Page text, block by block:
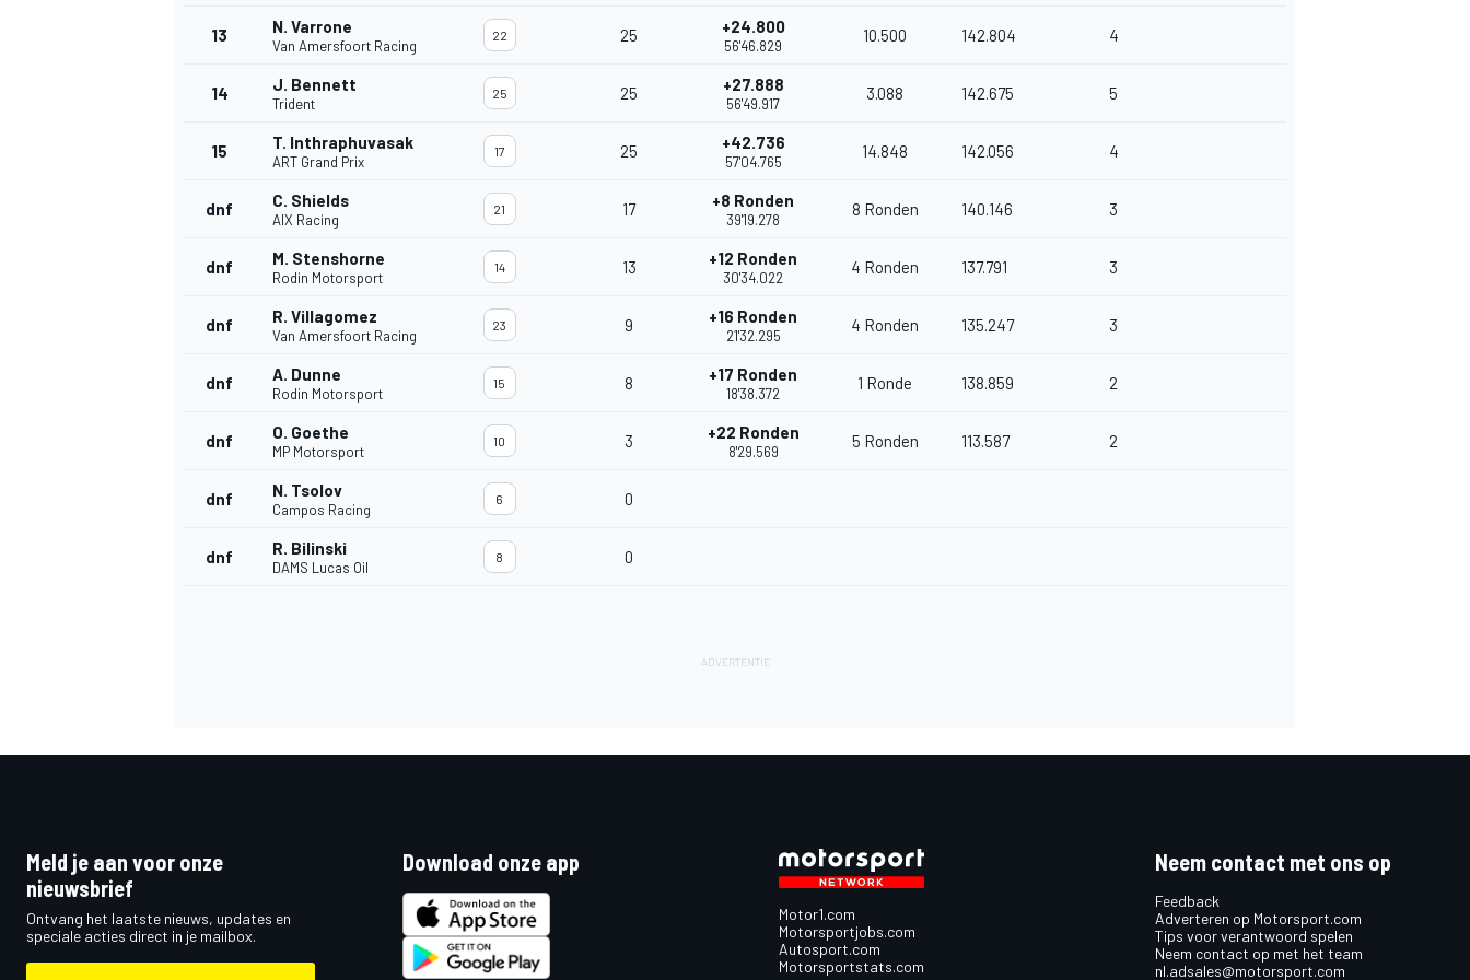
13 N. Varrone
Van Amersfoort Racing
22 25 +24.800
56'46.829
10.500 142.804 4
14 J. Bennett
Trident
25 25 +27.888
56'49.917
3.088 142.675 5
15 T. Inthraphuvasak
ART Grand Prix
17 25 +42.736
57'04.765
14.848 142.056 4
dnf C. Shields
AIX Racing
21 17 +8 Ronden
39'19.278
8 Ronden 140.146 3
dnf M. Stenshorne
Rodin Motorsport
14 13 +12 Ronden
30'34.022
4 Ronden 137.791 3
dnf R. Villagomez
Van Amersfoort Racing
23 9 +16 Ronden
21'32.295
4 Ronden 135.247 3
dnf A. Dunne
Rodin Motorsport
15 8 +17 Ronden
18'38.372
1 Ronde 138.859 2
dnf O. Goethe
MP Motorsport
10 3 +22 Ronden
8'29.569
5 Ronden 113.587 2
dnf N. Tsolov
Campos Racing
6 0
dnf R. Bilinski
DAMS Lucas Oil
8 0
Meld je aan voor onze
nieuwsbrief
Ontvang het laatste nieuws, updates en
speciale acties direct in je mailbox.
Download onze app
Motor1.com
Motorsportjobs.com
Autosport.com
Motorsportstats.com
Neem contact met ons op
Feedback
Adverteren op Motorsport.com
Tips voor verantwoord spelen
Neem contact op met het team
nl.adsales@motorsport.com